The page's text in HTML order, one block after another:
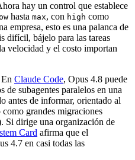
hay un control que establece
hasta max, con high como
empresa, esto es una palanca de
difícil, bájelo para las tareas
velocidad y el costo importan
En Claude Code, Opus 4.8 puede
subagentes paralelos en una
antes de informar, orientado al
como grandes migraciones
Si dirige una organización de
Card afirma que el
4.7 en casi todas las